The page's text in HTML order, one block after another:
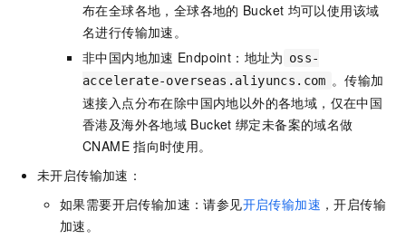
布在全球各地，全球各地的 Bucket 均可以使用该域
名进行传输加速。
非中国内地加速 Endpoint：地址为 oss-
accelerate-overseas.aliyuncs.com 。传输加
速接入点分布在除中国内地以外的各地域，仅在中国
香港及海外各地域 Bucket 绑定未备案的域名做
CNAME 指向时使用。
未开启传输加速：
如果需要开启传输加速：请参见开启传输加速 ，开启传输
加速。